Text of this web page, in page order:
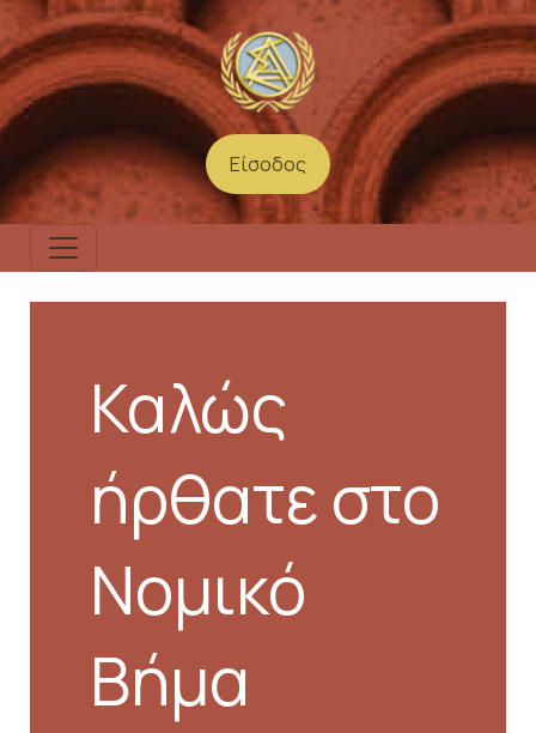
Παράκαμψη προς το κυρίως περιεχόμενο
User account menu
Είσοδος
Καλώς
ήρθατε στο
Νομικό
Βήμα